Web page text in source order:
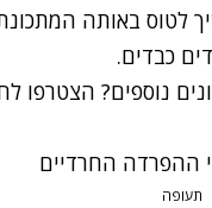
לטוס באותה
כבדים.
ההפרדה החרדיים
תעופה